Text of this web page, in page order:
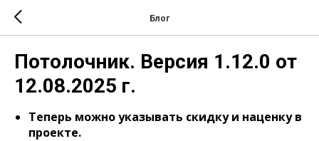
Блог
Потолочник. Версия 1.12.0 от
12.08.2025 г.
Теперь можно указывать скидку и наценку в
проекте.